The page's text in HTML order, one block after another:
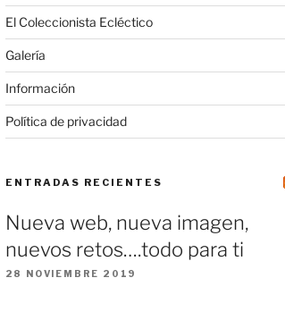
El Coleccionista Ecléctico
Galería
Información
Política de privacidad
ENTRADAS RECIENTES
Nueva web, nueva imagen,
nuevos retos….todo para ti
28 NOVIEMBRE 2019